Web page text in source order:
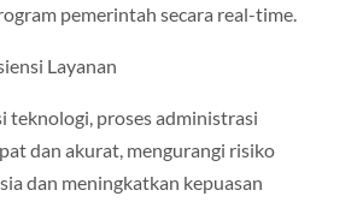
pemerintah secara real-time.
Layanan
teknologi, proses administrasi
dan akurat, mengurangi risiko
dan meningkatkan kepuasan